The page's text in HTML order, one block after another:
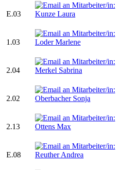
E.03
1.03
2.04
2.02
2.13
E.08